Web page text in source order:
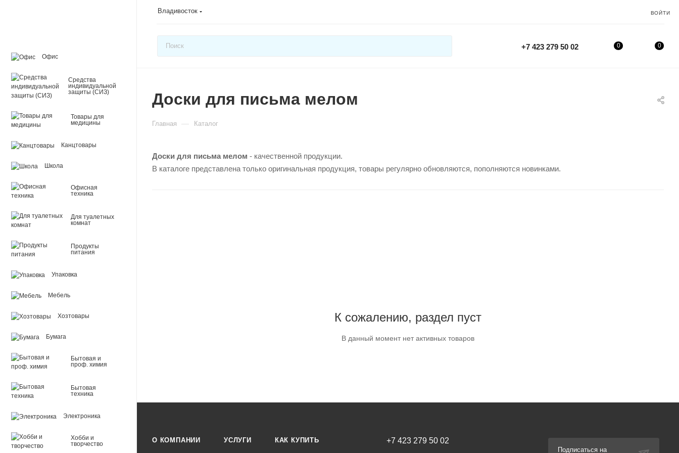
Владивосток ВОЙТИ
+7 423 279 50 02 0
0
Офис
Средства
индивидуальной
защиты (СИЗ)
Товары для
медицины
Канцтовары
Школа
Офисная
техника
Для туалетных
комнат
Продукты
питания
Упаковка
Мебель
Хозтовары
Бумага
Бытовая и
проф. химия
Бытовая
техника
Электроника
Хобби и
творчество
Доски для письма мелом
Главная — Каталог
Доски для письма мелом - качественной продукции.
В каталоге представлена только оригинальная продукция, товары регулярно обновляются, пополняются новинками.
К сожалению, раздел пуст
В данный момент нет активных товаров
О КОМПАНИИ УСЛУГИ КАК КУПИТЬ +7 423 279 50 02
Подписаться на